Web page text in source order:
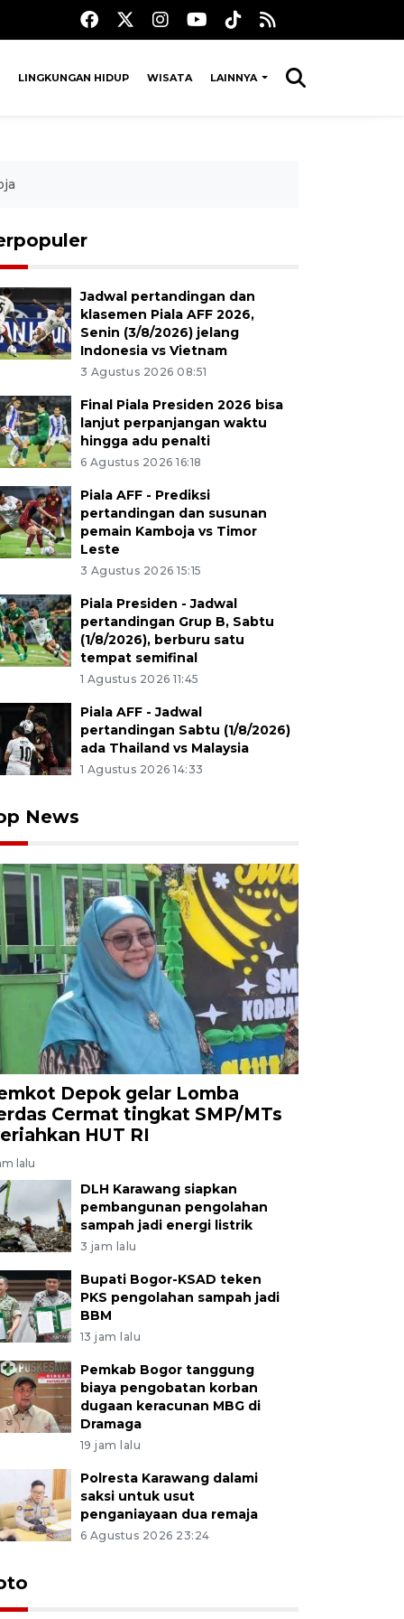
LINGKUNGAN HIDUP WISATA LAINNYA
Jadwal pertandingan dan
klasemen Piala AFF 2026,
Senin (3/8/2026) jelang
Indonesia vs Vietnam
3 Agustus 2026 08:51
Final Piala Presiden 2026 bisa
lanjut perpanjangan waktu
hingga adu penalti
6 Agustus 2026 16:18
Piala AFF - Prediksi
pertandingan dan susunan
pemain Kamboja vs Timor
Leste
3 Agustus 2026 15:15
Piala Presiden - Jadwal
pertandingan Grup B, Sabtu
(1/8/2026), berburu satu
tempat semifinal
1 Agustus 2026 11:45
Piala AFF - Jadwal
pertandingan Sabtu (1/8/2026)
ada Thailand vs Malaysia
1 Agustus 2026 14:33
News
Depok gelar Lomba
Cermat tingkat SMP/MTs
HUT RI
lalu
DLH Karawang siapkan
pembangunan pengolahan
sampah jadi energi listrik
3 jam lalu
Bupati Bogor-KSAD teken
PKS pengolahan sampah jadi
BBM
13 jam lalu
Pemkab Bogor tanggung
biaya pengobatan korban
dugaan keracunan MBG di
Dramaga
19 jam lalu
Polresta Karawang dalami
saksi untuk usut
penganiayaan dua remaja
6 Agustus 2026 23:24